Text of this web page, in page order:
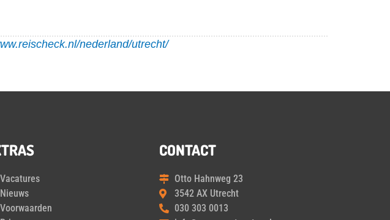
nederland/utrecht/
Vacatures
Nieuws
Voorwaarden
CONTACT
Otto Hahnweg 23
3542 AX Utrecht
030 303 0013